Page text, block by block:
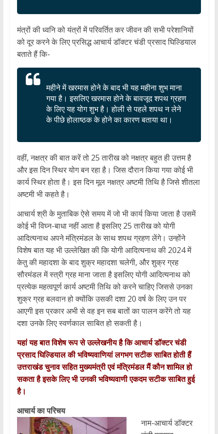
मंत्रों की ध्वनि को यंत्रों में परिवर्तित कर जीवन की सभी परेशानियों
को दूर करने के लिए प्रसिद्ध आचार्य डॉक्टर चंडी प्रसाद घिल्डियाल
बताते हैं कि-
महीने में खरमास होने के बाद भी यह महीना शुभ माना
गया है। इसलिए खरमास होने के बावजूद शपथ ग्रहण
के लिए यह योग शुभ है। होली से पहले शपथ न लेने
के पीछे होलाष्ठक के होने का कारण बताया था।
वहीं, नक्षत्र की बात करें तो 25 तारीख को नक्षत्र बहुत ही उत्तम है
और इस दिन स्थिर योग बन रहा है। जिस दौरान किया गया कोई भी
कार्य स्थिर होता है। इस दिन मूल नक्षत्र अष्टमी तिथि है जिसे शीतला
अष्टमी भी कहते है।
आचार्य श्री के मुताबिक ऐसे समय में जो भी कार्य किया जाता है उसमें
कोई भी विघ्न-बाधा नहीं आता है इसलिए 25 तारीख को योगी
आदित्यनाथ अपने मंत्रिमंडल के साथ शपथ ग्रहण लेंगे। उन्होंने
विशेष बात यह भी उल्लेखित की कि योगी आदित्‍यनाथ की 2024 में
केतु की महादशा के बाद शुक्र महादशा चलेगी, और शुक्र ग्रह
सौरमंडल में स्त्री ग्रह माना जाता है इसलिए योगी आदित्यनाथ को
प्रत्येक महत्वपूर्ण कार्य अष्टमी तिथि को करने चाहिए जिससे उनका
शुक्र ग्रह बलवान हो क्योंकि उसकी दशा 20 वर्ष के लिए उन पर
आएगी इस प्रकार अभी से वह इन सब बातों का पालन करेंगे तो यह
दशा उनके लिए स्वर्णकाल साबित हो सकती है।
यहां यह बात विशेष रूप से उल्लेखनीय है कि आचार्य डॉक्टर चंडी
प्रसाद घिल्डियाल की भविष्यवाणियां लगभग सटीक साबित होती हैं
उत्तराखंड चुनाव सहित मुख्यमंत्री एवं मंत्रिमंडल मैं कौन शामिल हो
सकता है इसके लिए भी उनकी भविष्यवाणी एकदम सटीक साबित हुई
है।
आचार्य का परिचय
नाम-आचार्य डॉक्टर